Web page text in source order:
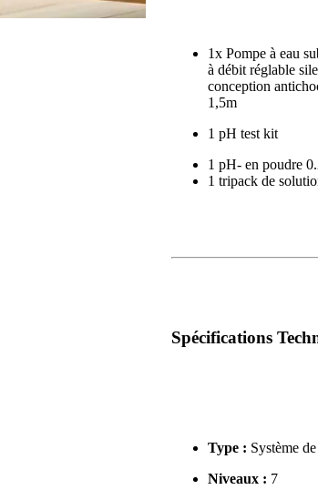
1x Pompe à eau
à débit réglable
conception
1,5m
1 pH test kit
1 pH- en poudre
1 tripack de
Spécifications
Type : Système
Niveaux : 7